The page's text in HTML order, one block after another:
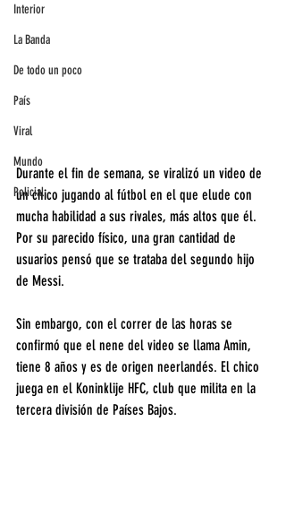
Interior
La Banda
De todo un poco
País
Viral
Mundo
Policial
Durante el fin de semana, se viralizó un video de
un chico jugando al fútbol en el que elude con
mucha habilidad a sus rivales, más altos que él.
Por su parecido físico, una gran cantidad de
usuarios pensó que se trataba del segundo hijo
de Messi.
Sin embargo, con el correr de las horas se
confirmó que el nene del video se llama Amin,
tiene 8 años y es de origen neerlandés. El chico
juega en el Koninklije HFC, club que milita en la
tercera división de Países Bajos.